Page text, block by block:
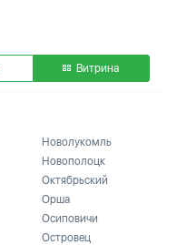
Витрина
Новолукомль
Новополоцк
Октябрьский
Орша
Осиповичи
Островец